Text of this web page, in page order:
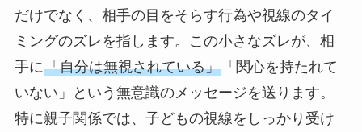
だけでなく、相手の目をそらす行為や視線のタイ
ミングのズレを指します。この小さなズレが、相
手に「自分は無視されている」「関心を持たれて
いない」という無意識のメッセージを送ります。
特に親子関係では、子どもの視線をしっかり受け